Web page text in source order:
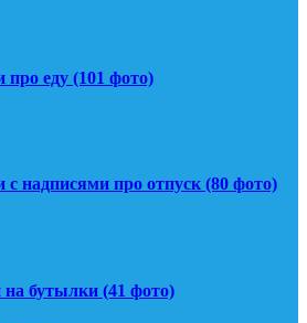
еду (101 фото)
надписями про отпуск (80 фото)
бутылки (41 фото)